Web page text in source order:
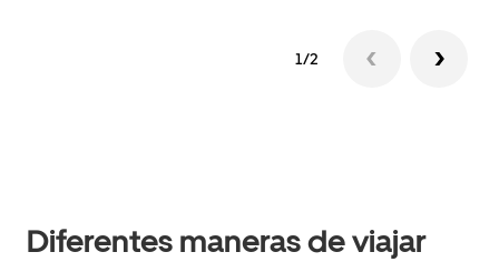
1/2
Diferentes maneras de viajar